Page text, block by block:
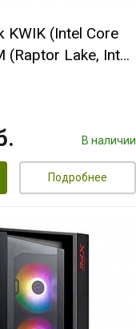
KWIK (Intel Core
(Raptor Lake, Intel
32 ГБ ОЗУ (2
В наличии
Подробнее